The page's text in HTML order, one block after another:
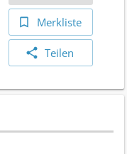
Merkliste
Teilen